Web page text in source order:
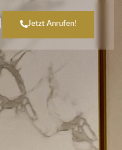
Jetzt Anrufen!